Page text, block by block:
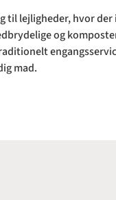
til lejligheder, hvor
og
mad.